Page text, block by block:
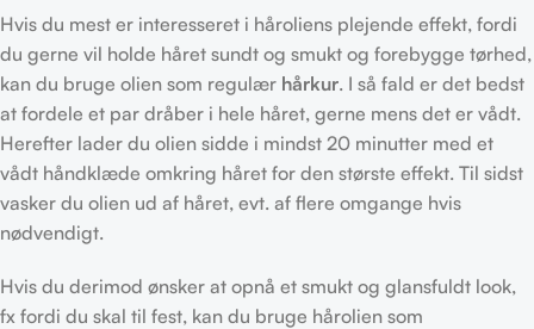
Hvis du mest er interesseret i håroliens plejende effekt, fordi
du gerne vil holde håret sundt og smukt og forebygge tørhed,
kan du bruge olien som regulær hårkur. I så fald er det bedst
at fordele et par dråber i hele håret, gerne mens det er vådt.
Herefter lader du olien sidde i mindst 20 minutter med et
vådt håndklæde omkring håret for den største effekt. Til sidst
vasker du olien ud af håret, evt. af flere omgange hvis
nødvendigt.
Hvis du derimod ønsker at opnå et smukt og glansfuldt look,
fx fordi du skal til fest, kan du bruge hårolien som